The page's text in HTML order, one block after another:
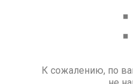
К сожалению, по